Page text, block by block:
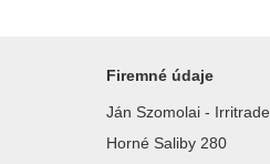
Firemné údaje
Ján Szomolai - Irritrade
Horné Saliby 280